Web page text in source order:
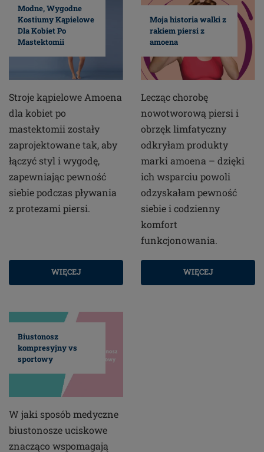
Modne, Wygodne
Kostiumy Kąpielowe
Dla Kobiet Po
Mastektomii
Stroje kąpielowe Amoena
dla kobiet po
mastektomii zostały
zaprojektowane tak, aby
łączyć styl i wygodę,
zapewniając pewność
siebie podczas pływania
z protezami piersi.
WIĘCEJ
Moja historia walki z
rakiem piersi z
amoena
Lecząc chorobę
nowotworową piersi i
obrzęk limfatyczny
odkryłam produkty
marki amoena – dzięki
ich wsparciu powoli
odzyskałam pewność
siebie i codzienny
komfort
funkcjonowania.
WIĘCEJ
Biustonosz
kompresyjny vs
sportowy
W jaki sposób medyczne
biustonosze uciskowe
znacząco wspomagają